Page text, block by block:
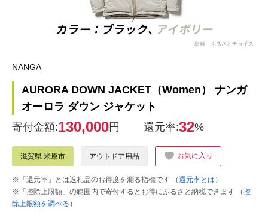
出典：ふるさとチョイス
NANGA
AURORA DOWN JACKET（Women） ナンガ
オーロラ ダウン ジャケット
寄付金額:130,000円 還元率:32%
滋賀県 米原市 アウトドア用品 お気に入り
※「還元率」とは返礼品のお得度を測る指標です
（還元率とは）
※「控除上限額」の範囲内で寄付するとお得にふるさと納税できます
（控
除上限額を調べる）